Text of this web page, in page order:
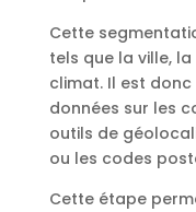
Cette
tels que la ville,
climat. Il est
données sur les
outils de
ou les codes
Cette étape